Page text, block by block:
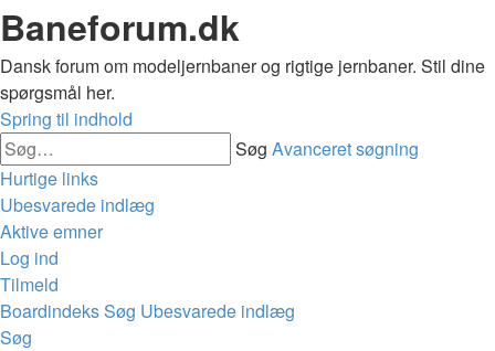
Baneforum.dk
Dansk forum om modeljernbaner og rigtige jernbaner. Stil dine
spørgsmål her.
Spring til indhold
Søg Avanceret søgning
Hurtige links
Ubesvarede indlæg
Aktive emner
Log ind
Tilmeld
BoardindeksSøg Ubesvarede indlæg
Søg